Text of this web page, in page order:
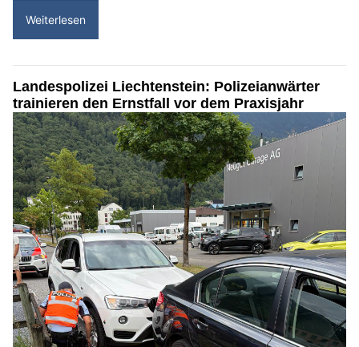
Weiterlesen
Landespolizei Liechtenstein: Polizeianwärter
trainieren den Ernstfall vor dem Praxisjahr